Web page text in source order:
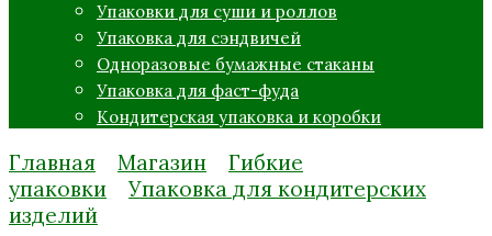
Упаковки для суши и роллов
Упаковка для сэндвичей
Одноразовые бумажные стаканы
Упаковка для фаст-фуда
Кондитерская упаковка и коробки
Главная Магазин
Гибкие
упаковки
Упаковка для кондитерских
изделий